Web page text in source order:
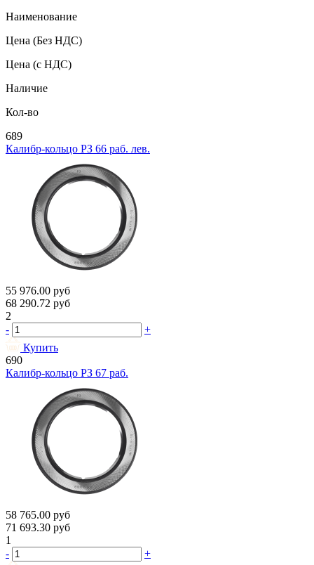
Наименование
Цена (Без НДС)
Цена (с НДС)
Наличие
Кол-во
689
Калибр-кольцо РЗ 66 раб. лев.
55 976.00 руб
68 290.72 руб
2
-
+
Купить
690
Калибр-кольцо РЗ 67 раб.
58 765.00 руб
71 693.30 руб
1
-
+